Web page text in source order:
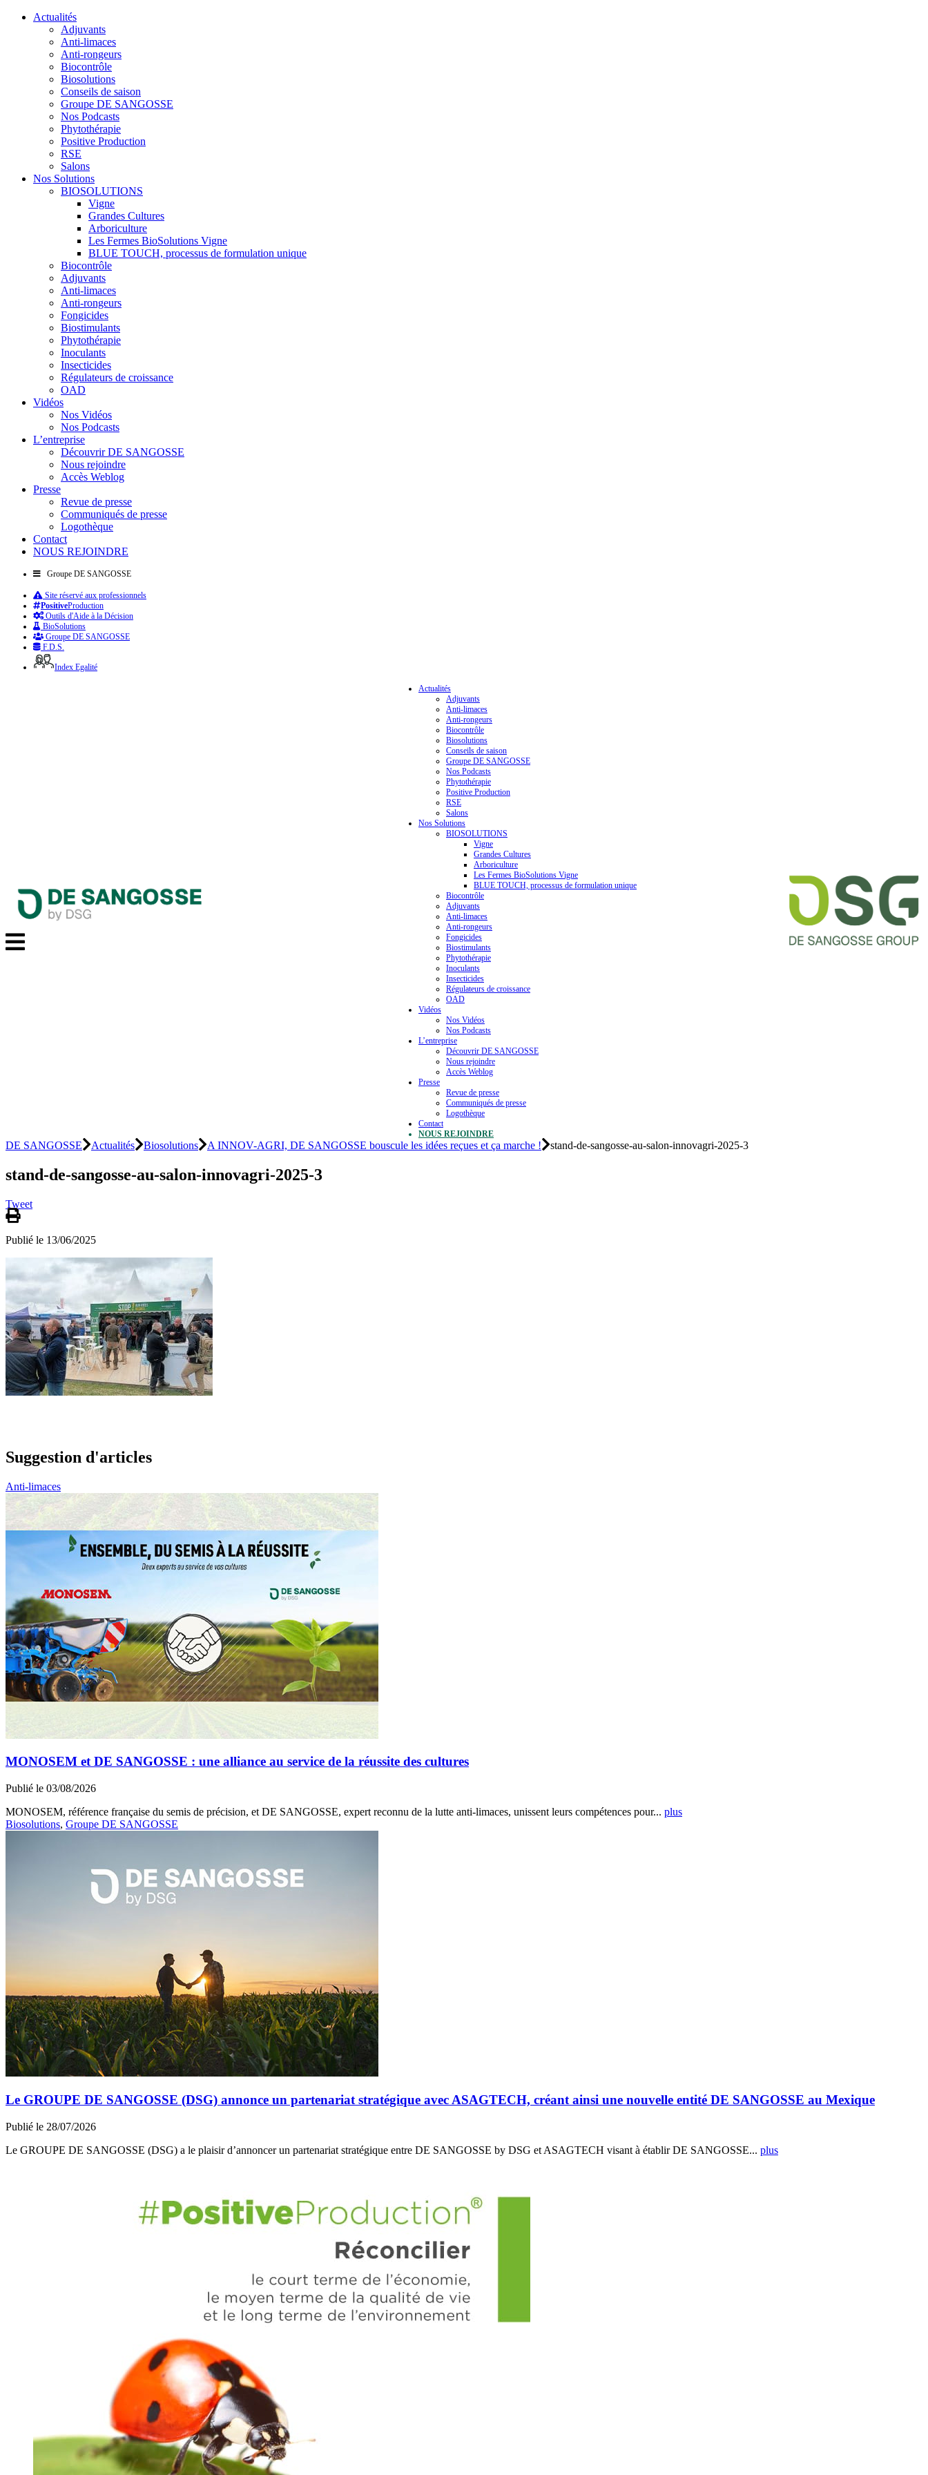
Actualités
Adjuvants
Anti-limaces
Anti-rongeurs
Biocontrôle
Biosolutions
Conseils de saison
Groupe DE SANGOSSE
Nos Podcasts
Phytothérapie
Positive Production
RSE
Salons
Nos Solutions
BIOSOLUTIONS
Vigne
Grandes Cultures
Arboriculture
Les Fermes BioSolutions Vigne
BLUE TOUCH, processus de formulation unique
Biocontrôle
Adjuvants
Anti-limaces
Anti-rongeurs
Fongicides
Biostimulants
Phytothérapie
Inoculants
Insecticides
Régulateurs de croissance
OAD
Vidéos
Nos Vidéos
Nos Podcasts
L’entreprise
Découvrir DE SANGOSSE
Nous rejoindre
Accès Weblog
Presse
Revue de presse
Communiqués de presse
Logothèque
Contact
NOUS REJOINDRE
Groupe DE SANGOSSE
Site réservé aux professionnels
PositiveProduction
Outils d'Aide à la Décision
BioSolutions
Groupe DE SANGOSSE
F.D.S.
Index Egalité
Actualités
Adjuvants
Anti-limaces
Anti-rongeurs
Biocontrôle
Biosolutions
Conseils de saison
Groupe DE SANGOSSE
Nos Podcasts
Phytothérapie
Positive Production
RSE
Salons
Nos Solutions
BIOSOLUTIONS
Vigne
Grandes Cultures
Arboriculture
Les Fermes BioSolutions Vigne
BLUE TOUCH, processus de formulation unique
Biocontrôle
Adjuvants
Anti-limaces
Anti-rongeurs
Fongicides
Biostimulants
Phytothérapie
Inoculants
Insecticides
Régulateurs de croissance
OAD
Vidéos
Nos Vidéos
Nos Podcasts
L’entreprise
Découvrir DE SANGOSSE
Nous rejoindre
Accès Weblog
Presse
Revue de presse
Communiqués de presse
Logothèque
Contact
NOUS REJOINDRE
DE SANGOSSE Actualités Biosolutions A INNOV-AGRI, DE SANGOSSE bouscule les idées reçues et ça marche ! stand-de-sangosse-au-salon-innovagri-2025-3
stand-de-sangosse-au-salon-innovagri-2025-3
Tweet
Publié le 13/06/2025
Suggestion d'articles
Anti-limaces
MONOSEM et DE SANGOSSE : une alliance au service de la réussite des cultures
Publié le 03/08/2026
MONOSEM, référence française du semis de précision, et DE SANGOSSE, expert reconnu de la lutte anti-limaces, unissent leurs compétences pour... plus
Biosolutions, Groupe DE SANGOSSE
Le GROUPE DE SANGOSSE (DSG) annonce un partenariat stratégique avec ASAGTECH, créant ainsi une nouvelle entité DE SANGOSSE au Mexique
Publié le 28/07/2026
Le GROUPE DE SANGOSSE (DSG) a le plaisir d’annoncer un partenariat stratégique entre DE SANGOSSE by DSG et ASAGTECH visant à établir DE SANGOSSE... plus